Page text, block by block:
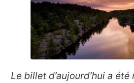
Le billet d’aujourd’hui a